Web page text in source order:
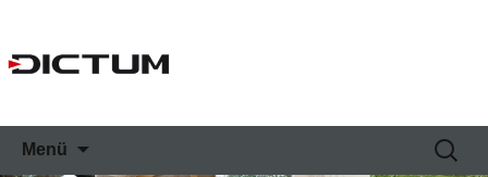
Menü
Suchen
nach: